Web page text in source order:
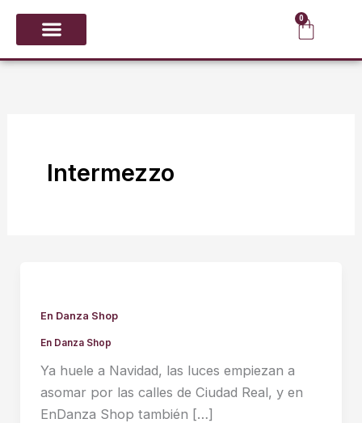
0
Intermezzo
En Danza Shop
En Danza Shop
Ya huele a Navidad, las luces empiezan a
asomar por las calles de Ciudad Real, y en
EnDanza Shop también […]